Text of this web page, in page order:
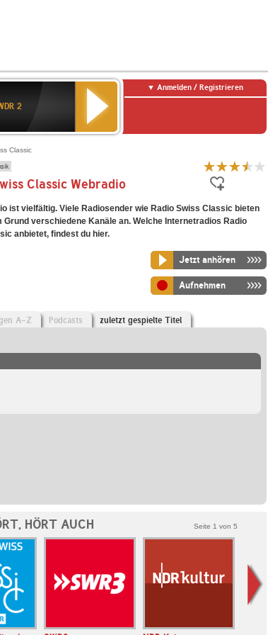
2
Anmelden / Registrieren
Classic
Classic Webradio
ist vielfältig. Viele Radiosender wie Radio Swiss Classic bieten
Grund verschiedene Kanäle an. Welche Internetradios Radio
anbietet, findest du hier.
Jetzt anhören
Aufnehmen
A-Z Podcasts zuletzt gespielte Titel
HÖRT AUCH Seite 1 von 5